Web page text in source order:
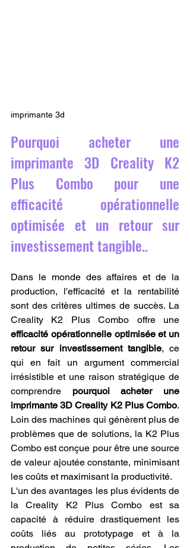
imprimante 3d
Pourquoi acheter une
imprimante 3D Creality K2
Plus Combo pour une
efficacité opérationnelle
optimisée et un retour sur
investissement tangible..
Dans le monde des affaires et de la
production, l'efficacité et la rentabilité
sont des critères ultimes de succès. La
efficacité opérationnelle optimisée et un
retour sur investissement tangible, ce
qui en fait un argument commercial
irrésistible et une raison stratégique de
comprendre pourquoi acheter une
imprimante 3D Creality K2 Plus Combo.
Loin des machines qui génèrent plus de
problèmes que de solutions, la K2 Plus
Combo est conçue pour être une source
de valeur ajoutée constante, minimisant
les coûts et maximisant la productivité.
L'un des avantages les plus évidents de
la Creality K2 Plus Combo est sa
capacité à réduire drastiquement les
coûts liés au prototypage et à la